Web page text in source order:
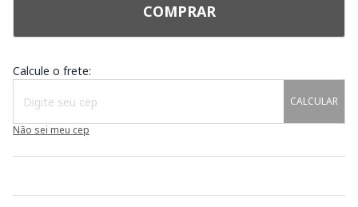
COMPRAR
Calcule o frete:
CALCULAR
Não sei meu cep